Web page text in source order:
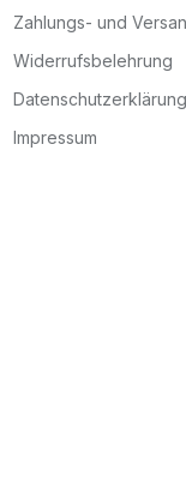
Zahlungs- und
Widerrufsbelehrung
Datenschutzerklärung
Impressum